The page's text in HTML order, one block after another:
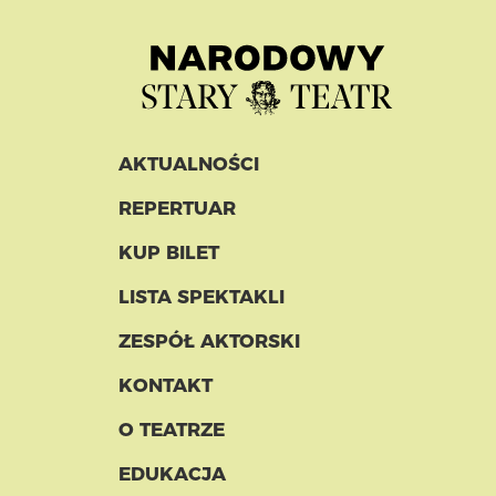
AKTUALNOŚCI
REPERTUAR
KUP BILET
LISTA SPEKTAKLI
ZESPÓŁ AKTORSKI
KONTAKT
O TEATRZE
EDUKACJA